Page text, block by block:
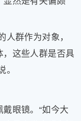
人群作为对象，
，这些人群是否具
。
眼镜。“如今大